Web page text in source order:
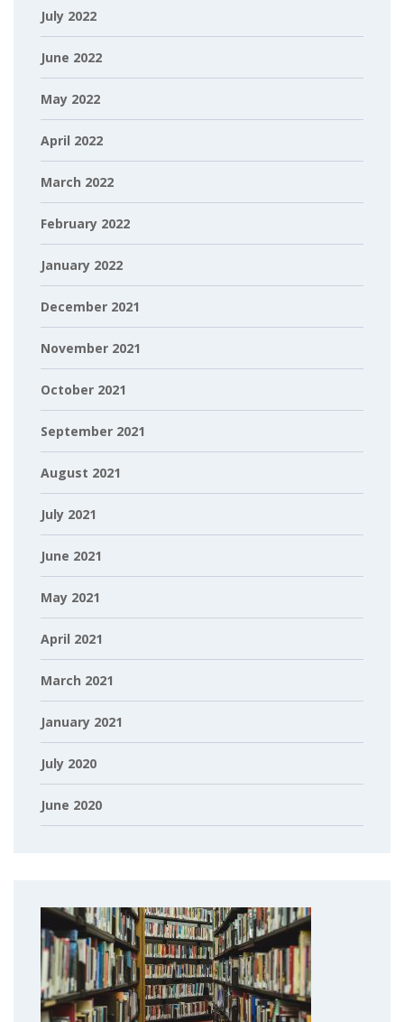
July 2022
June 2022
May 2022
April 2022
March 2022
February 2022
January 2022
December 2021
November 2021
October 2021
September 2021
August 2021
July 2021
June 2021
May 2021
April 2021
March 2021
January 2021
July 2020
June 2020